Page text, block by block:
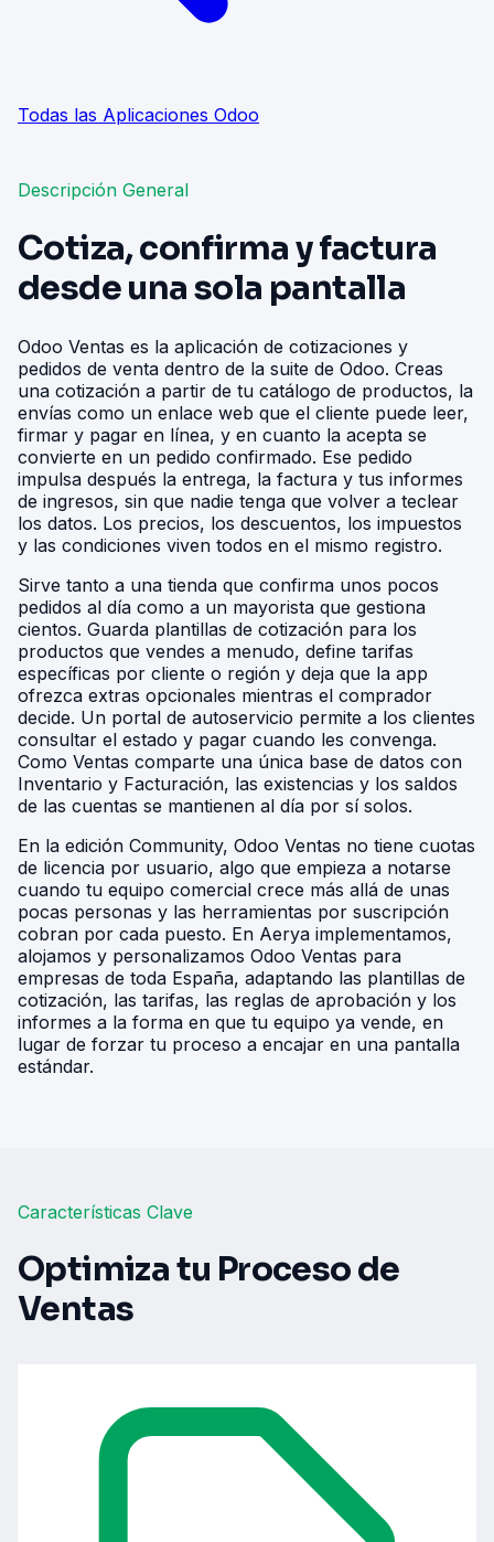
Todas las Aplicaciones Odoo
Descripción General
Cotiza, confirma y factura
desde una sola pantalla
Odoo Ventas es la aplicación de cotizaciones y
pedidos de venta dentro de la suite de Odoo. Creas
una cotización a partir de tu catálogo de productos, la
envías como un enlace web que el cliente puede leer,
firmar y pagar en línea, y en cuanto la acepta se
convierte en un pedido confirmado. Ese pedido
impulsa después la entrega, la factura y tus informes
de ingresos, sin que nadie tenga que volver a teclear
los datos. Los precios, los descuentos, los impuestos
y las condiciones viven todos en el mismo registro.
Sirve tanto a una tienda que confirma unos pocos
pedidos al día como a un mayorista que gestiona
cientos. Guarda plantillas de cotización para los
productos que vendes a menudo, define tarifas
específicas por cliente o región y deja que la app
ofrezca extras opcionales mientras el comprador
decide. Un portal de autoservicio permite a los clientes
consultar el estado y pagar cuando les convenga.
Como Ventas comparte una única base de datos con
Inventario y Facturación, las existencias y los saldos
de las cuentas se mantienen al día por sí solos.
En la edición Community, Odoo Ventas no tiene cuotas
de licencia por usuario, algo que empieza a notarse
cuando tu equipo comercial crece más allá de unas
pocas personas y las herramientas por suscripción
cobran por cada puesto. En Aerya implementamos,
alojamos y personalizamos Odoo Ventas para
empresas de toda España, adaptando las plantillas de
cotización, las tarifas, las reglas de aprobación y los
informes a la forma en que tu equipo ya vende, en
lugar de forzar tu proceso a encajar en una pantalla
estándar.
Características Clave
Optimiza tu Proceso de
Ventas